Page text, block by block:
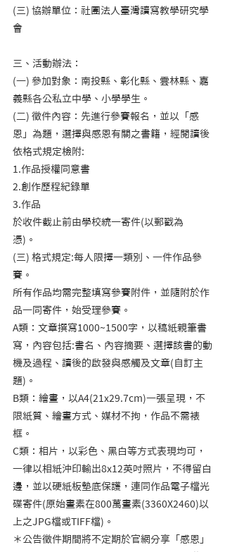
(三) 協辦單位：社團法人臺灣讀寫教學研究學
會
三、活動辦法：
(一) 參加對象：南投縣、彰化縣、雲林縣、嘉
義縣各公私立中學、小學學生。
(二) 徵件內容：先進行參賽報名，並以「感
恩」為題，選擇與感恩有關之書籍，經閱讀後
依格式規定檢附:
1.作品授權同意書
2.創作歷程紀錄單
3.作品
於收件截止前由學校統一寄件(以郵戳為
憑)。
(三) 格式規定:每人限擇一類別、一件作品參
賽。
所有作品均需完整填寫參賽附件，並隨附於作
品一同寄件，始受理參賽。
A類：文章撰寫1000~1500字，以稿紙親筆書
寫，內容包括:書名、內容摘要、選擇該書的動
機及過程、讀後的啟發與感觸及文章(自訂主
題)。
B類：繪畫，以A4(21x29.7cm)一張呈現，不
限紙質、繪畫方式、媒材不拘，作品不需裱
框。
C類：相片，以彩色、黑白等方式表現均可，
一律以相紙沖印輸出8x12英吋照片，不得留白
邊，並以硬紙板墊底保護，連同作品電子檔光
碟寄件(原始畫素在800萬畫素(3360X2460)以
上之JPG檔或TIFF檔)。
＊公告徵件期間將不定期於官網分享「感恩」